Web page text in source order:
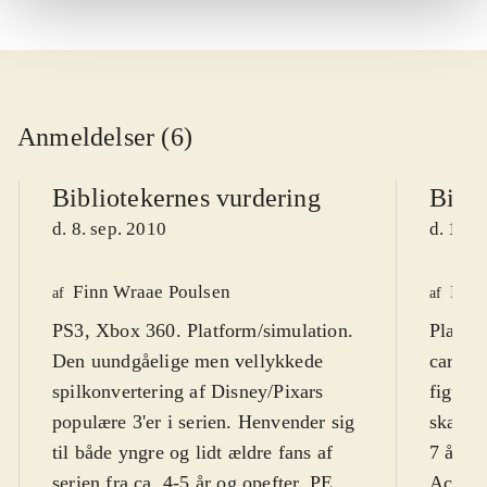
Anmeldelser (6)
Bibliotekernes vurdering
d. 8. sep. 2010
af Finn Wraae Poulsen
PS3, Xbox 360. Platform/simulation.
Den uundgåelige men vellykkede
spilkonvertering af Disney/Pixars
populære 3'er i serien. Henvender sig
til både yngre og lidt ældre fans af
d. 16.
af
7 år.